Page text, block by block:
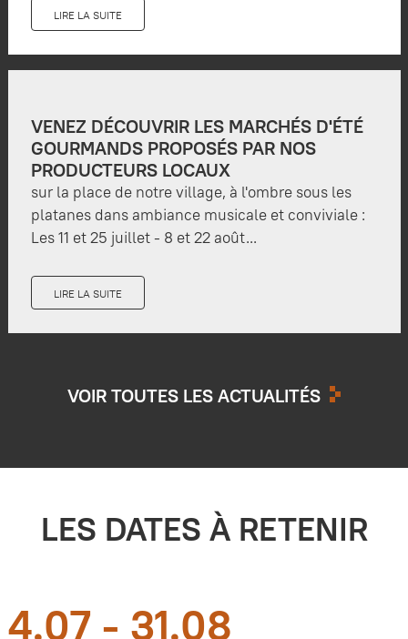
LIRE LA SUITE
VENEZ DÉCOUVRIR LES MARCHÉS D'ÉTÉ
GOURMANDS PROPOSÉS PAR NOS
PRODUCTEURS LOCAUX
sur la place de notre village, à l'ombre sous les
platanes dans ambiance musicale et conviviale :
Les 11 et 25 juillet - 8 et 22 août...
LIRE LA SUITE
VOIR TOUTES LES ACTUALITÉS
LES DATES À RETENIR
4.07 - 31.08